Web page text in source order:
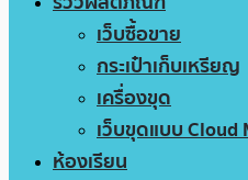
เว็บซื้อขาย
กระเป๋าเก็บเหรียญ
เครื่องขุด
เว็บขุดแบบ Cloud
ห้องเรียน